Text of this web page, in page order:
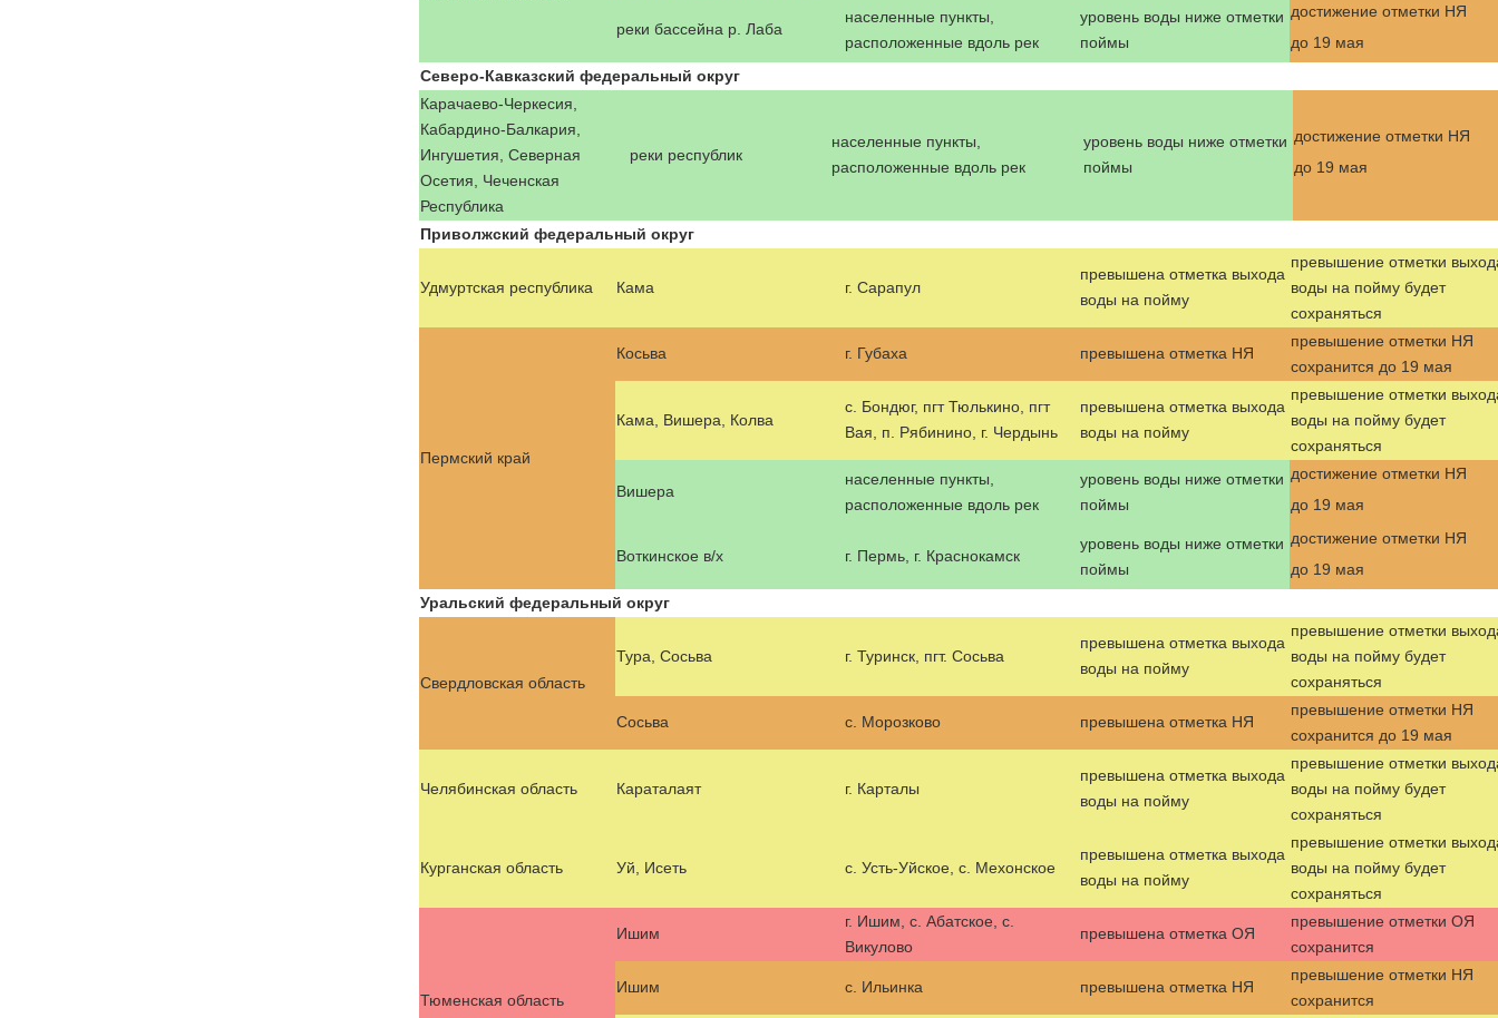
реки бассейна р. Лаба
населенные пункты,
расположенные вдоль рек
уровень воды ниже отметки
поймы
достижение отметки НЯ
до 19 мая
Северо-Кавказский федеральный округ
Карачаево-Черкесия,
Кабардино-Балкария,
Ингушетия, Северная
Осетия, Чеченская
Республика
реки республик
населенные пункты,
расположенные вдоль рек
уровень воды ниже отметки
поймы
достижение отметки НЯ
до 19 мая
Приволжский федеральный округ
Удмуртская республика Кама г. Сарапул
превышена отметка выхода
воды на пойму
превышение отметки
воды на пойму будет
сохраняться
Пермский край
Косьва г. Губаха превышена отметка НЯ
превышение отметки НЯ
сохранится до 19 мая
Кама, Вишера, Колва
с. Бондюг, пгт Тюлькино, пгт
Вая, п. Рябинино, г. Чердынь
превышена отметка выхода
воды на пойму
превышение отметки
воды на пойму будет
сохраняться
Вишера
населенные пункты,
расположенные вдоль рек
уровень воды ниже отметки
поймы
достижение отметки НЯ
до 19 мая
Воткинское в/х г. Пермь, г. Краснокамск
уровень воды ниже отметки
поймы
достижение отметки НЯ
до 19 мая
Уральский федеральный округ
Свердловская область
Тура, Сосьва г. Туринск, пгт. Сосьва
превышена отметка выхода
воды на пойму
превышение отметки
воды на пойму будет
сохраняться
Сосьва с. Морозково превышена отметка НЯ
превышение отметки НЯ
сохранится до 19 мая
Челябинская область Караталаят г. Карталы
превышена отметка выхода
воды на пойму
превышение отметки
воды на пойму будет
сохраняться
Курганская область Уй, Исеть с. Усть-Уйское, с. Мехонское
превышена отметка выхода
воды на пойму
превышение отметки
воды на пойму будет
сохраняться
Тюменская область
Ишим
г. Ишим, с. Абатское, с.
Викулово
превышена отметка ОЯ
превышение отметки ОЯ
сохранится
Ишим с. Ильинка превышена отметка НЯ
превышение отметки НЯ
сохранится